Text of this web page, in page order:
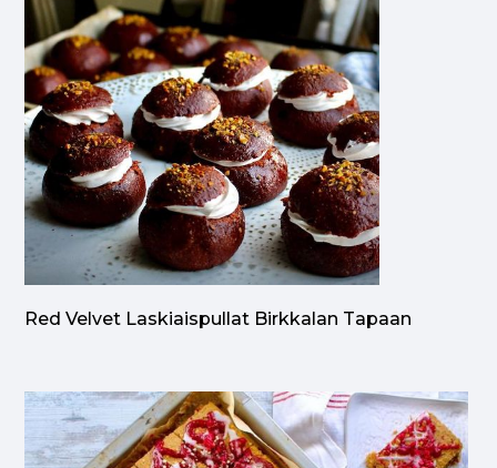
Red Velvet Laskiaispullat Birkkalan Tapaan